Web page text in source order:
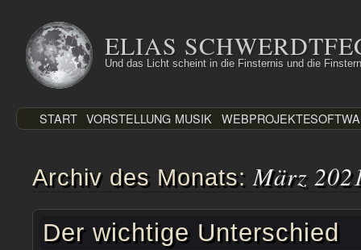
Inhalt
springen
ELIAS
Und das Licht scheint in die Finsternis und die
START VORSTELLUNG MUSIK WEBPROJEKTE
Archiv des Monats: März
Der wichtige Unterschied